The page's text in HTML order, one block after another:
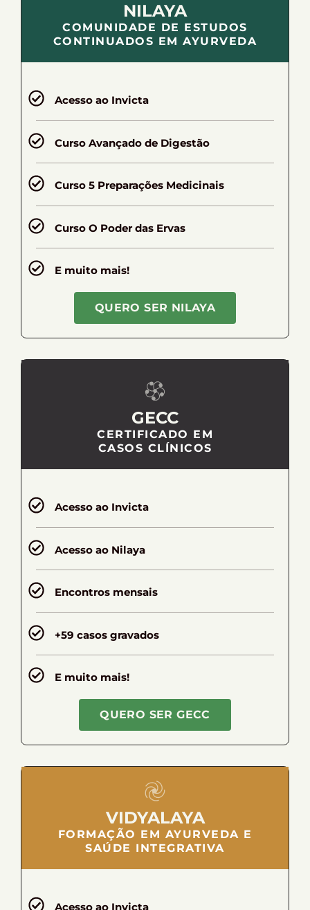
NILAYA
COMUNIDADE DE ESTUDOS
CONTINUADOS EM AYURVEDA
Acesso ao Invicta
Curso Avançado de Digestão
Curso 5 Preparações Medicinais
Curso O Poder das Ervas
E muito mais!
QUERO SER NILAYA
GECC
CERTIFICADO EM
CASOS CLÍNICOS
Acesso ao Invicta
Acesso ao Nilaya
Encontros mensais
+59 casos gravados
E muito mais!
QUERO SER GECC
VIDYALAYA
FORMAÇÃO EM AYURVEDA E
SAÚDE INTEGRATIVA